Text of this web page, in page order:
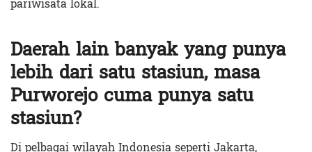
Daerah lain banyak yang punya
lebih dari satu stasiun, masa
Purworejo cuma punya satu
stasiun?
Di pelbagai wilayah Indonesia seperti Jakarta,